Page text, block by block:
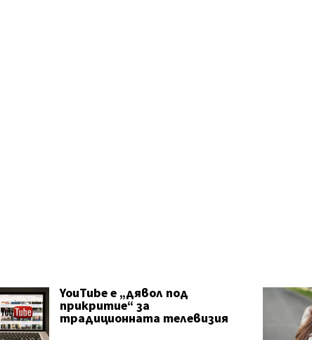
YouTube е „дявол под
прикритие“ за
традиционната телевизия